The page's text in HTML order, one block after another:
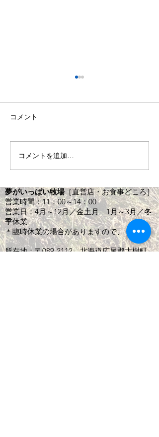
8月4，5日イベント出店の為
休業となります。 何卒、よろ
_"m)
コメント
コメントを追加…
夢がいっぱい牧場［直営店・お食事どころ］
営業時間：11：00～14：00
営業日：4月～12月／金土月 1月～3月／冬
季休業
＊臨時休業の場合がありますので、
所在地：〒089-2112 北海道広尾郡大樹町